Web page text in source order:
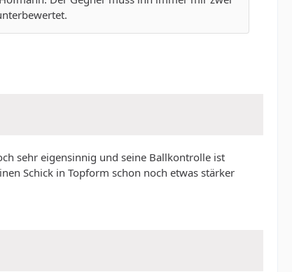
sehr eigensinnig und seine Ballkontrolle ist
Schick in Topform schon noch etwas stärker